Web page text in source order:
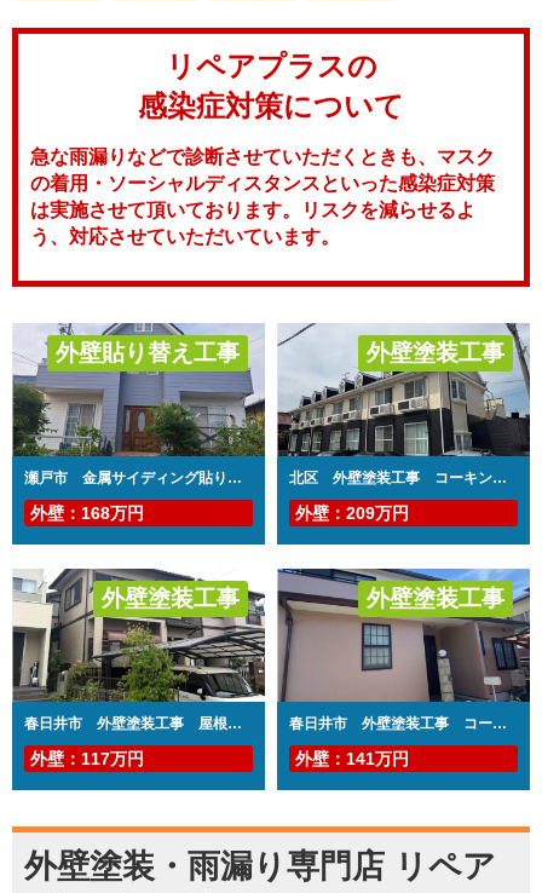
リペアプラスの
感染症対策について
急な雨漏りなどで診断させていただくときも、マスク
の着用・ソーシャルディスタンスといった感染症対策
は実施させて頂いております。リスクを減らせるよ
う、対応させていただいています。
瀬戸市 金属サイディング貼り替え工事 幕板設置工事
外壁：168万円
外壁貼り替え工事
その他工事
北区 外壁塗装工事 コーキング打ち替え、打ち増し工事 屋根塗装工事 階段・共用部側溝防水工事 共用部長尺シート工事 基礎補修工事
外壁：209万円
外壁塗装工事
屋根塗装工事
防水工事
コーキング工事
アパート・マンショ
ン
その他工事
春日井市 外壁塗装工事 屋根漆喰工事 雨樋改修工事 幕板板金工事 浴室水栓交換工事
外壁：117万円
外壁塗装工事
屋根修繕工事
板金工事
雨樋改修工事
その他工事
春日井市 外壁塗装工事 コーキング打ち替え、打ち増し工事 屋根塗装工事 ベランダ防水工事
外壁：141万円
外壁塗装工事
屋根塗装工事
防水工事
コーキング工事
外壁塗装・雨漏り専門店 リペア